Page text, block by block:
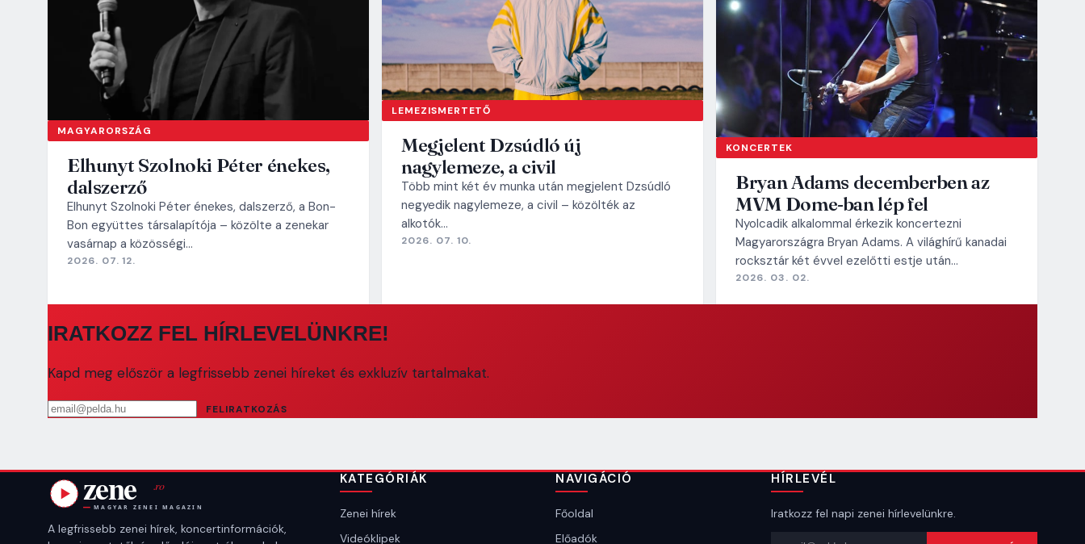
MAGYARORSZÁG
Elhunyt Szolnoki Péter énekes,
dalszerző
Elhunyt Szolnoki Péter énekes, dalszerző, a Bon-
Bon együttes társalapítója – közölte a zenekar
vasárnap a közösségi…
2026. 07. 12.
LEMEZISMERTETŐ
Megjelent Dzsúdló új
nagylemeze, a civil
Több mint két év munka után megjelent Dzsúdló
negyedik nagylemeze, a civil – közölték az
alkotók…
2026. 07. 10.
KONCERTEK
Bryan Adams decemberben az
MVM Dome-ban lép fel
Nyolcadik alkalommal érkezik koncertezni
Magyarországra Bryan Adams. A világhírű kanadai
rocksztár két évvel ezelőtti estje után…
2026. 03. 02.
IRATKOZZ FEL HÍRLEVELÜNKRE!
Kapd meg először a legfrissebb zenei híreket és exkluzív tartalmakat.
Email cím
FELIRATKOZÁS
A legfrissebb zenei hírek, koncertinformációk,
KATEGÓRIÁK
Zenei hírek
Videóklipek
NAVIGÁCIÓ
Főoldal
Előadók
HÍRLEVÉL
Iratkozz fel napi zenei hírlevelünkre.